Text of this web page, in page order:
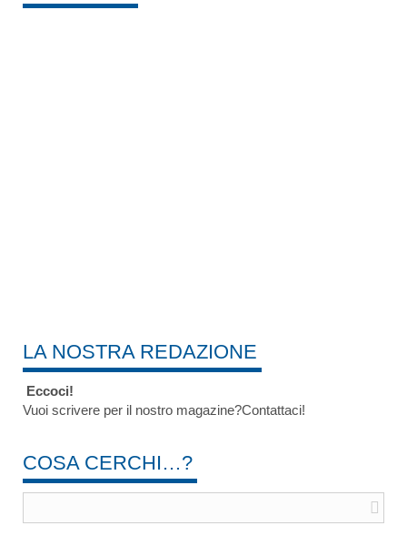
LA NOSTRA REDAZIONE
Eccoci!
Vuoi scrivere per il nostro magazine?Contattaci!
COSA CERCHI…?